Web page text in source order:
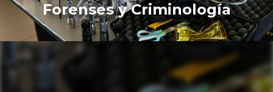
Forenses y Criminología